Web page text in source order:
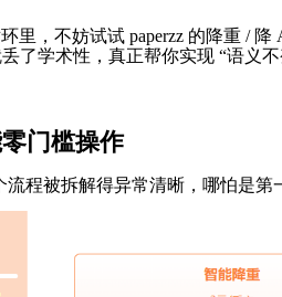
里，不妨试试 paperzz 的降重
了学术性，真正帮你实现 “语义
门槛操作
程被拆解得异常清晰，哪怕是